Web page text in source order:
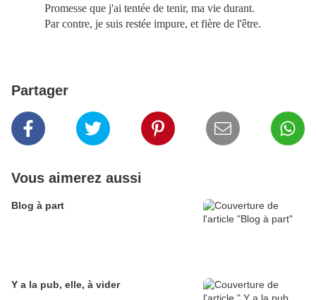
Promesse que j'ai tentée de tenir, ma vie durant.
Par contre, je suis restée impure, et fière de l'être.
Partager
Vous aimerez aussi
Blog à part
Y a la pub, elle, à vider